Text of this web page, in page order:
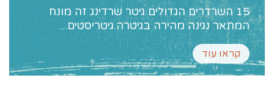
15 השרדרים הגדולים גיטר שרדינג זה מונח
המתאר נגינה מהירה בגיטרה.גיטריסטים...
קראו עוד